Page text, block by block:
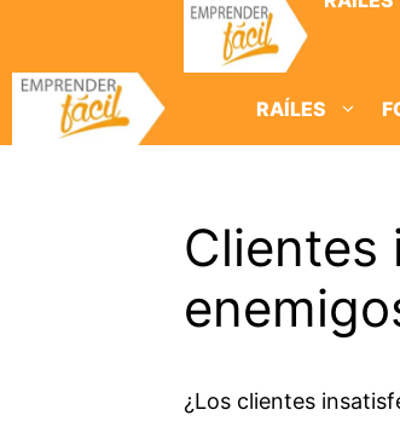
contenido
RAÍLES
Clientes
¿Los clientes